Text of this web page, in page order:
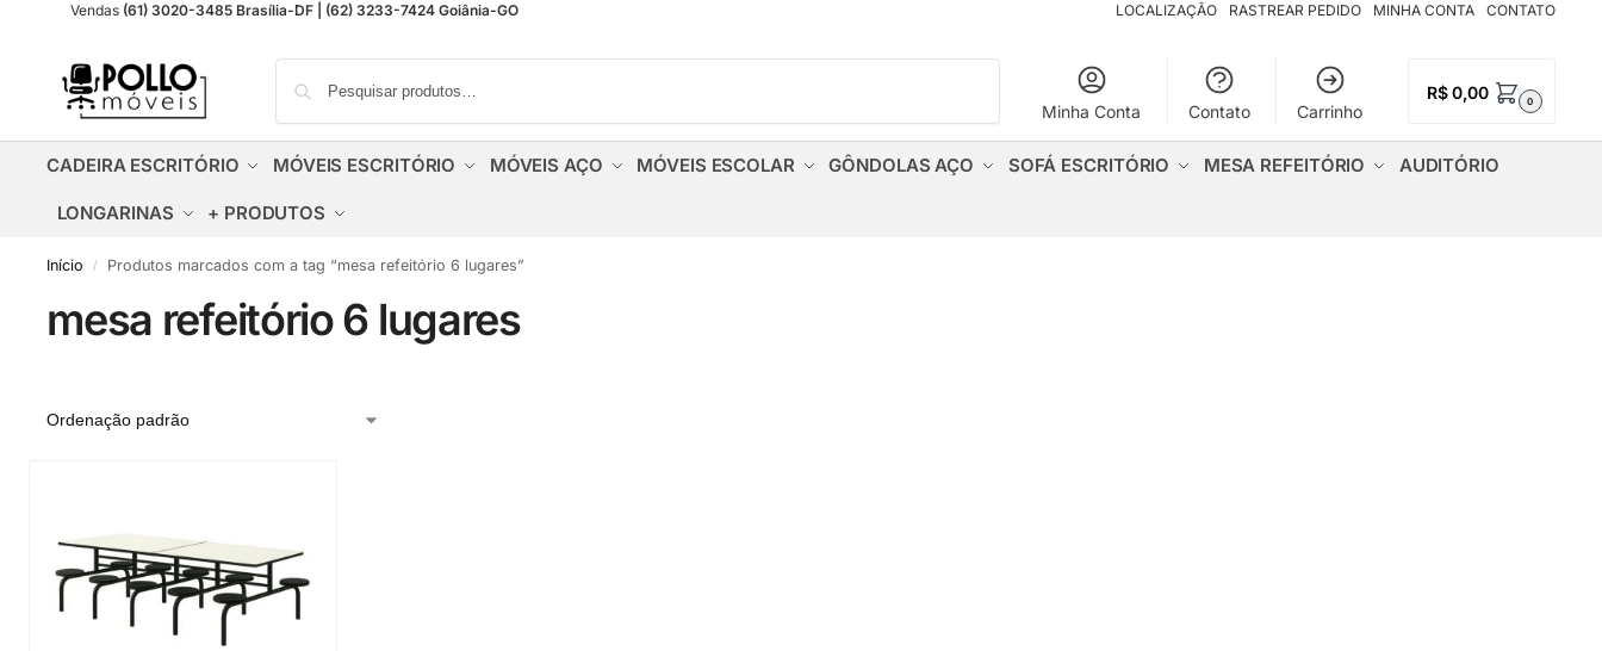
Vendas (61) 3020-3485 Brasília-DF | (62) 3233-7424 Goiânia-GO LOCALIZAÇÃO RASTREAR PEDIDO MINHA CONTA CONTATO
Minha Conta Contato Carrinho
R$0,00 0
CADEIRA ESCRITÓRIO MÓVEIS ESCRITÓRIO MÓVEIS AÇO MÓVEIS ESCOLAR GÔNDOLAS AÇO SOFÁ ESCRITÓRIO MESA REFEITÓRIO AUDITÓRIO
LONGARINAS + PRODUTOS
Início / Produtos marcados com a tag “mesa refeitório 6 lugares”
mesa refeitório 6 lugares